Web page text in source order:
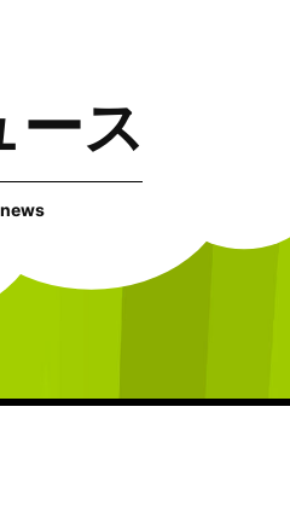
ース
news